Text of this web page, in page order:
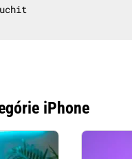
iPhone